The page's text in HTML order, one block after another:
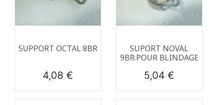
SUPPORT OCTAL 8BR
Prix
4,08 €
SUPORT NOVAL
9BR.POUR BLINDAGE
Prix
5,04 €